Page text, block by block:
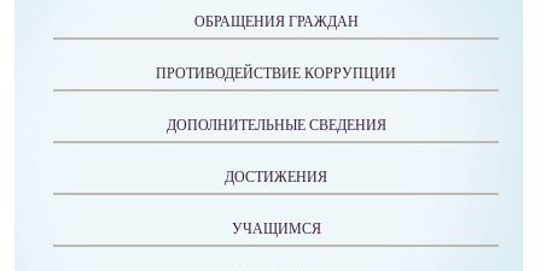
ОБРАЩЕНИЯ ГРАЖДАН
ПРОТИВОДЕЙСТВИЕ КОРРУПЦИИ
ДОПОЛНИТЕЛЬНЫЕ СВЕДЕНИЯ
ДОСТИЖЕНИЯ
УЧАЩИМСЯ